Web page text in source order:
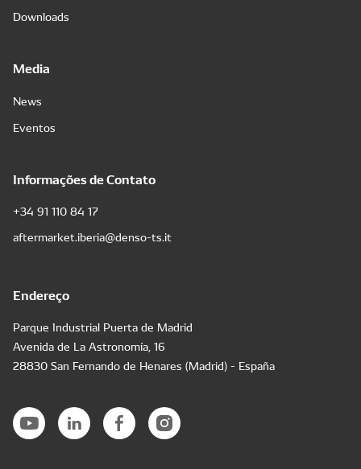
Downloads
Media
News
Eventos
Informações de Contato
+34 91 110 84 17
aftermarket.iberia@denso-ts.it
Endereço
Parque Industrial Puerta de Madrid
Avenida de La Astronomía, 16
28830 San Fernando de Henares (Madrid) - España